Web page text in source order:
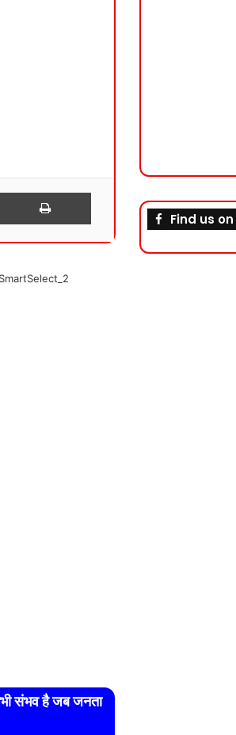
via Email Print
संभव है जब जनता
Find us